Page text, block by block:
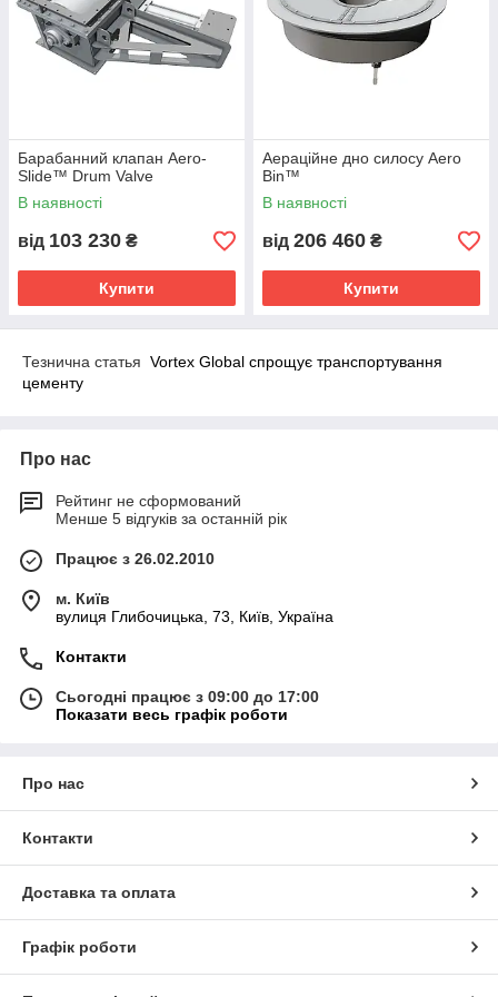
Барабанний клапан Aero-
Slide™ Drum Valve
В наявності
від 103 230 ₴
Купити
Аераційне дно силосу Aero
Bin™
В наявності
від 206 460 ₴
Купити
Тезнична статья Vortex Global спрощує транспортування
цементу
Про нас
Рейтинг не сформований
Менше 5 відгуків за останній рік
Працює з 26.02.2010
м. Київ
вулиця Глибочицька, 73, Київ, Україна
Контакти
Сьогодні працює з 09:00 до 17:00
Показати весь графік роботи
Про нас
Контакти
Доставка та оплата
Графік роботи